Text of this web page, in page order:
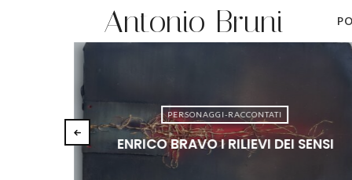
Antonio Bruni
PERSONAGGI-RACCONTATI
ENRICO BRAVO I RILIEVI DEI SENSI